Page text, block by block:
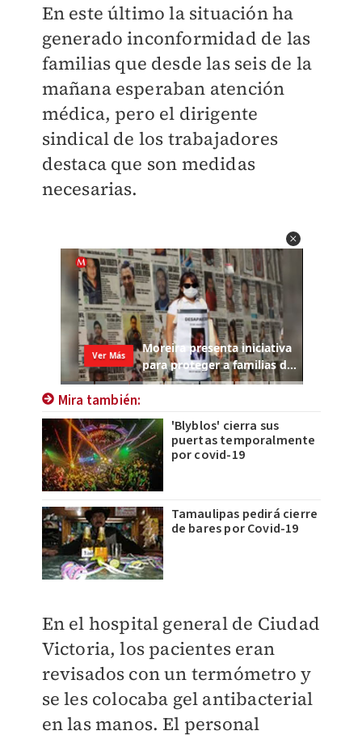
En este último la situación ha
generado inconformidad de las
familias que desde las seis de la
mañana esperaban atención
médica, pero el dirigente
sindical de los trabajadores
destaca que son medidas
necesarias.
Mira también:
'Blyblos' cierra sus
puertas temporalmente
por covid-19
Tamaulipas pedirá cierre
de bares por Covid-19
En el hospital general de Ciudad
Victoria, los pacientes eran
revisados con un termómetro y
se les colocaba gel antibacterial
en las manos. El personal